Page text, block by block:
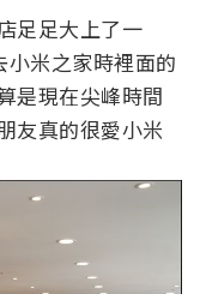
足足大上了一
米之家時裡面的
是現在尖峰時間
友真的很愛小米